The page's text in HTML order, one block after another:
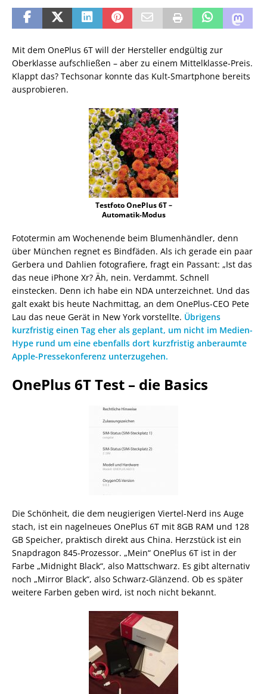
Mit dem OnePlus 6T will der Hersteller endgültig zur
Oberklasse aufschließen – aber zu einem Mittelklasse-Preis.
Klappt das? Techsonar konnte das Kult-Smartphone bereits
ausprobieren.
Testfoto OnePlus 6T –
Automatik-Modus
Fototermin am Wochenende beim Blumenhändler, denn
über München regnet es Bindfäden. Als ich gerade ein paar
Gerbera und Dahlien fotografiere, fragt ein Passant: „Ist das
das neue iPhone Xr? Äh, nein. Verdammt. Schnell
einstecken. Denn ich habe ein NDA unterzeichnet. Und das
galt exakt bis heute Nachmittag, an dem OnePlus-CEO Pete
Lau das neue Gerät in New York vorstellte. Übrigens
kurzfristig einen Tag eher als geplant, um nicht im Medien-
Hype rund um eine ebenfalls dort kurzfristig anberaumte
Apple-Pressekonferenz unterzugehen.
OnePlus 6T Test – die Basics
Die Schönheit, die dem neugierigen Viertel-Nerd ins Auge
stach, ist ein nagelneues OnePlus 6T mit 8GB RAM und 128
GB Speicher, praktisch direkt aus China. Herzstück ist ein
Snapdragon 845-Prozessor. „Mein“ OnePlus 6T ist in der
Farbe „Midnight Black“, also Mattschwarz. Es gibt alternativ
noch „Mirror Black“, also Schwarz-Glänzend. Ob es später
weitere Farben geben wird, ist noch nicht bekannt.